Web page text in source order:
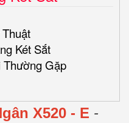
Két Sắt
Thường Gặp
X520 - E -